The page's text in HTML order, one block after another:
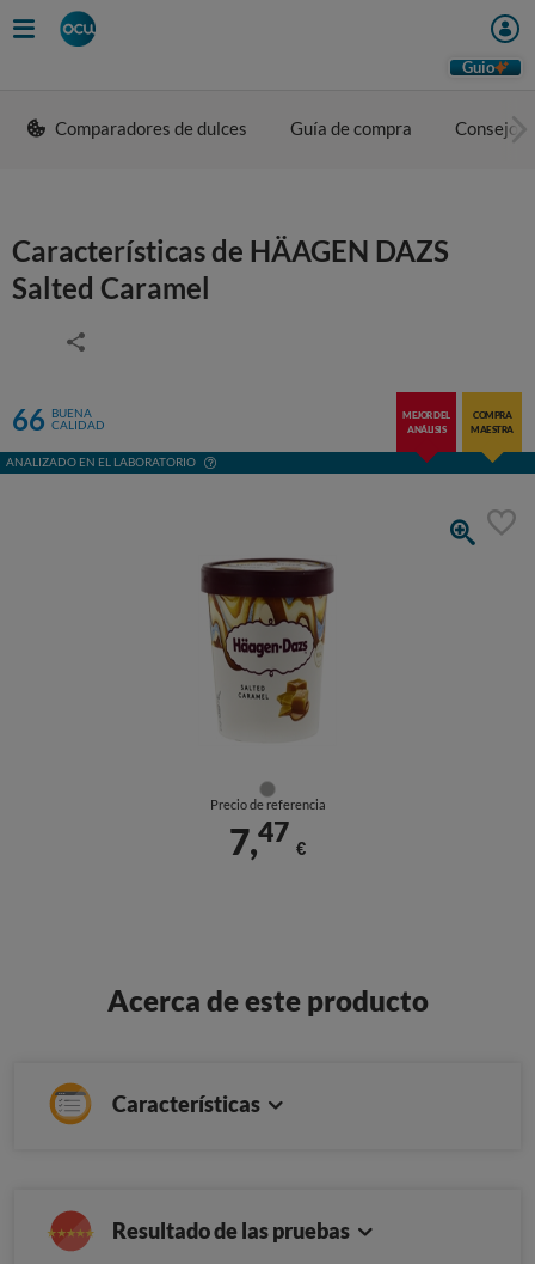
Guio
Comparadores de dulces Guía de compra Consejos
Características de HÄAGEN DAZS
Salted Caramel
66 BUENA
CALIDAD
MEJOR DEL
ANÁLISIS
COMPRA
MAESTRA
ANALIZADO EN EL LABORATORIO
Precio de referencia
7,47
€
Acerca de este producto
Características
Resultado de las pruebas